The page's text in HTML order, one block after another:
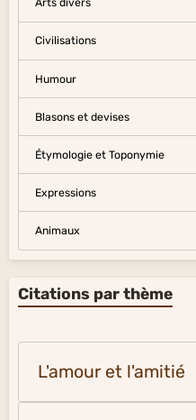
Arts divers
Civilisations
Humour
Blasons et devises
Étymologie et Toponymie
Expressions
Animaux
Citations par thème
L'amour et l'amitié